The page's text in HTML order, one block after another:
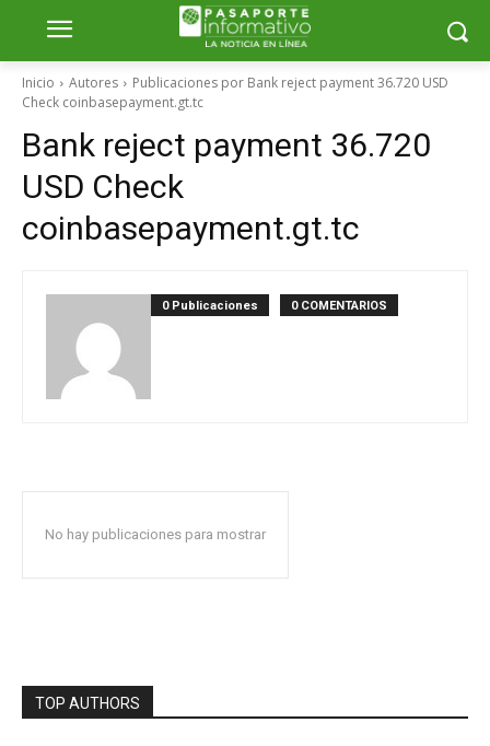
Inicio Autores
Publicaciones por Bank reject payment 36.720 USD
Check coinbasepayment.gt.tc
Bank reject payment 36.720
USD Check
coinbasepayment.gt.tc
0 Publicaciones 0 COMENTARIOS
No hay publicaciones para mostrar
TOP AUTHORS